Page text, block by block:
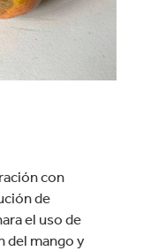
con
de
el uso de
del mango y